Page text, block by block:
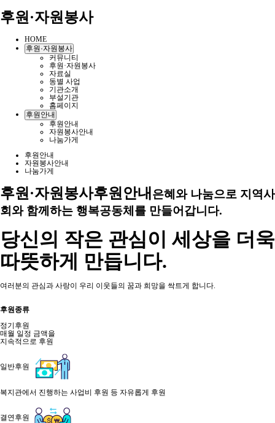
후원·자원봉사
HOME
후원·자원봉사
커뮤니티
후원·자원봉사
자료실
동별 사업
기관소개
부설기관
홈페이지
후원안내
후원안내
자원봉사안내
나눔가게
후원안내
자원봉사안내
나눔가게
후원·자원봉사후원안내 은혜와 나눔으로 지역사
회와 함께하는 행복공동체를 만들어갑니다.
당신의 작은 관심이 세상을 더욱
따뜻하게 만듭니다.
여러분의 관심과 사랑이 우리 이웃들의 꿈과 희망을 싹트게 합니다.
후원종류
정기후원
매월 일정 금액을
지속적으로 후원
일반후원
복지관에서 진행하는 사업비 후원 등 자유롭게 후원
결연후원